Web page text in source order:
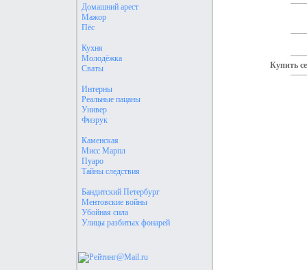
Домашний арест
Мажор
Пёс
Кухня
Молодёжка
Сваты
Интерны
Реальные пацаны
Универ
Физрук
Каменская
Мисс Марпл
Пуаро
Тайны следствия
Бандитский Петербург
Ментовские войны
Убойная сила
Улицы разбитых фонарей
Купить